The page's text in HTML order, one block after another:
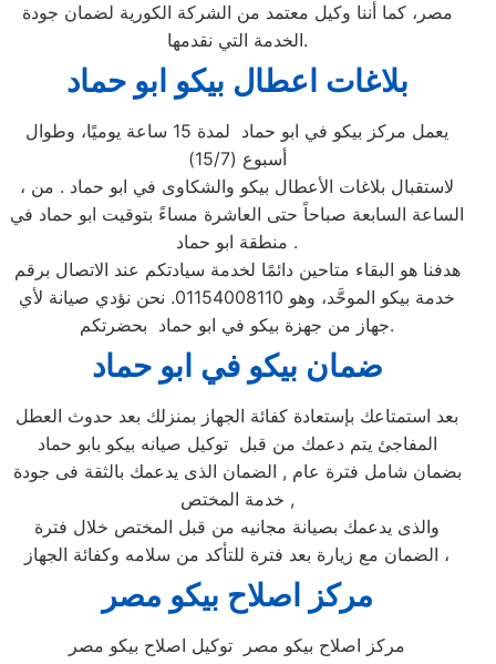
مصر، كما أننا وكيل معتمد من الشركة الكورية لضمان جودة
الخدمة التي نقدمها.
بلاغات اعطال بيكو ابو حماد
يعمل مركز بيكو في ابو حماد لمدة 15 ساعة يوميًا، وطوال
أسبوع (15/7)
، لاستقبال بلاغات الأعطال بيكو والشكاوى في ابو حماد . من
الساعة السابعة صباحاً حتى العاشرة مساءً بتوقيت ابو حماد في
منطقة ابو حماد .
هدفنا هو البقاء متاحين دائمًا لخدمة سيادتكم عند الاتصال برقم
خدمة بيكو الموحَّد، وهو 01154008110. نحن نؤدي صيانة لأي
جهاز من جهزة بيكو في ابو حماد بحضرتكم.
ضمان بيكو في ابو حماد
بعد استمتاعك بإستعادة كفائة الجهاز بمنزلك بعد حدوث العطل
المفاجئ يتم دعمك من قبل توكيل صيانه بيكو بابو حماد
بضمان شامل فترة عام , الضمان الذى يدعمك بالثقة فى جودة
خدمة المختص ,
والذى يدعمك بصيانة مجانيه من قبل المختص خلال فترة
الضمان مع زيارة بعد فترة للتأكد من سلامه وكفائة الجهاز ،
مركز اصلاح بيكو مصر
مركز اصلاح بيكو مصر توكيل اصلاح بيكو مصر